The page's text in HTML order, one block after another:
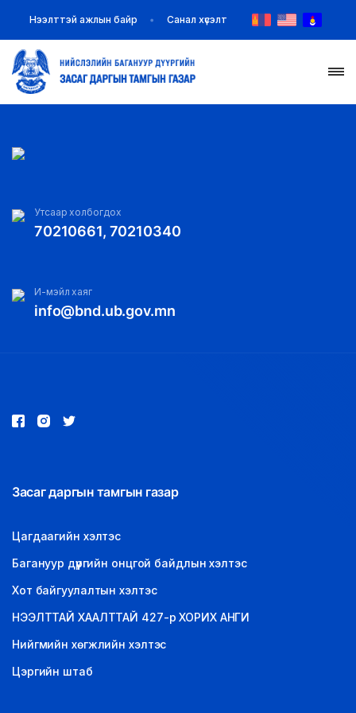
БАЙГУУЛЛАГУУД
ИЛ ТОД БАЙДАЛ
Нээлттэй ажлын байр Санал хүсэлт
Утсаар холбогдох
70210661, 70210340
И-мэйл хаяг
info@bnd.ub.gov.mn
Засаг даргын тамгын газар
Цагдаагийн хэлтэс
Багануур дүүргийн онцгой байдлын хэлтэс
Хот байгуулалтын хэлтэс
НЭЭЛТТАЙ ХААЛТТАЙ 427-р ХОРИХ АНГИ
Нийгмийн хөгжлийн хэлтэс
Цэргийн штаб